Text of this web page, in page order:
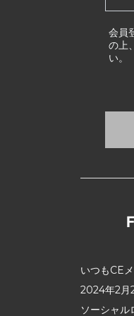
会員
の上
い。
いつもCE
2024年2月
ソーシャ